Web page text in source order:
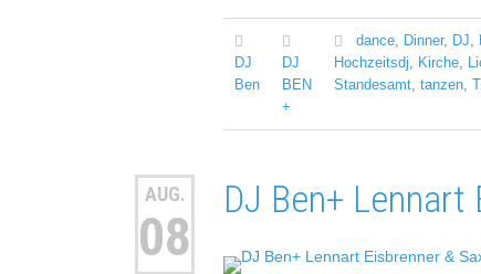
DJ
Ben
DJ
BEN
+
dance, Dinner, DJ,
Hochzeitsdj, Kirche,
Standesamt, tanzen,
AUG.
08
DJ Ben+ Lennart